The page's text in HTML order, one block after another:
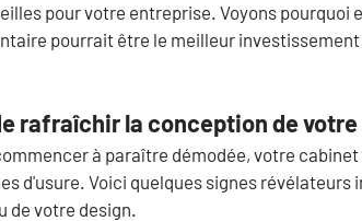
pour votre entreprise. Voyons pourquoi
pourrait être le meilleur
rafraîchir la conception de
à paraître démodée, votre
d'usure. Voici quelques signes révélateurs
de votre design.